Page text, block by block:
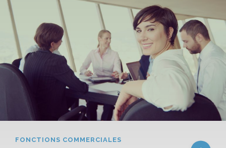
FONCTIONS COMMERCIALES